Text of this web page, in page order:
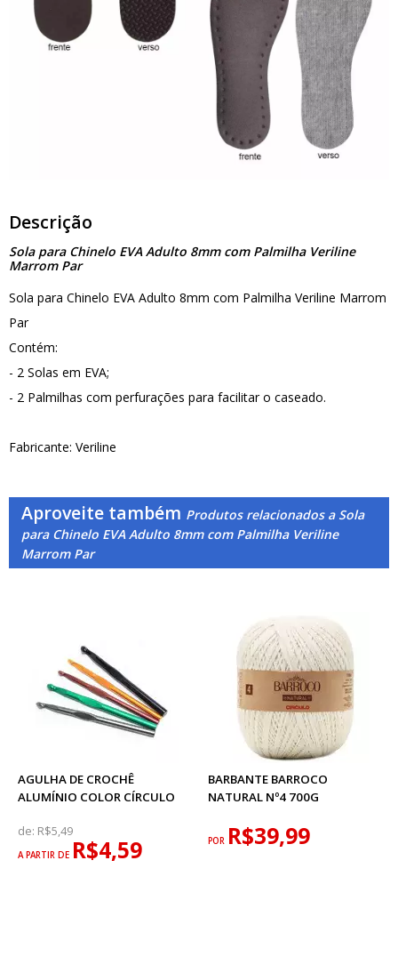
Descrição
Sola para Chinelo EVA Adulto 8mm com Palmilha Veriline
Marrom Par
Sola para Chinelo EVA Adulto 8mm com Palmilha Veriline Marrom
Par
Contém:
- 2 Solas em EVA;
- 2 Palmilhas com perfurações para facilitar o caseado.
Fabricante: Veriline
Aproveite também Produtos relacionados a Sola
para Chinelo EVA Adulto 8mm com Palmilha Veriline
Marrom Par
AGULHA DE CROCHÊ
ALUMÍNIO COLOR CÍRCULO
de: R$5,49
A PARTIR DE R$4,59
BARBANTE BARROCO
NATURAL Nº4 700G
POR R$39,99